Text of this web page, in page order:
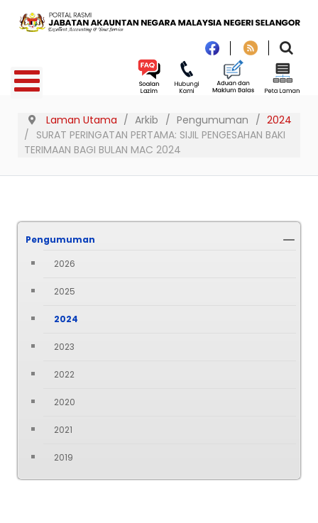
Laman Utama Arkib Pengumuman
2024
SURAT PERINGATAN PERTAMA: SIJIL PENGESAHAN BAKI
TERIMAAN BAGI BULAN MAC 2024
Pengumuman
2026
2025
2024
2023
2022
2020
2021
2019